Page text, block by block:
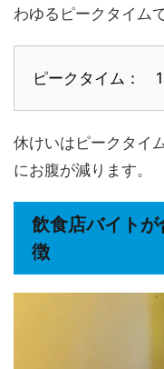
わゆるピークタイム
ピークタイム：
休けいはピークタイ
にお腹が減ります。
飲食店バイト
徴